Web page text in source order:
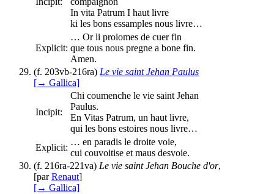
In vita Patrum I haut livre
ki les bons essamples nous livre…
Explicit:
… Or li proiomes de cuer fin
que tous nous pregne a bone fin.
Amen.
(f. 203vb-216ra) Le vie saint Jehan Paulus
[→ Gallica]
Incipit:
Chi coumenche le vie saint Jehan
Paulus.
En Vitas Patrum, un haut livre,
qui les bons estoires nous livre…
Explicit:
… en paradis le droite voie,
cui couvoitise et maus desvoie.
(f. 216ra-221va) Le vie saint Jehan Bouche d'or,
[parRenaut]
[→ Gallica]